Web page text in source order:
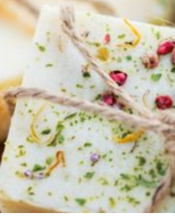
CORSO MASSAGGIO
SONORO
VIBRAZIONALE CON
LE CAMPANE
TIBETANE A CATANIA
18 NOVEMBRE 2023
CAMPANE DI
CRISTALLO:
ARMONIA,
MEDITAZIONE E
BENESSERE
OLISTICO